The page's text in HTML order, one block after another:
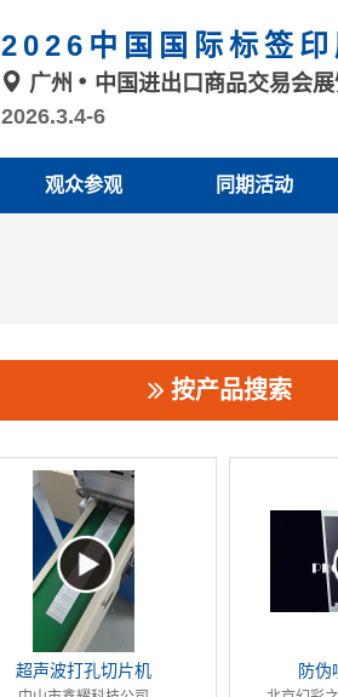
2026中国国际标签
广州
中国进出口商品交易会
2026.3.4-6
观众参观 同期活动
按产品搜索
超声波打孔切片机 防伪